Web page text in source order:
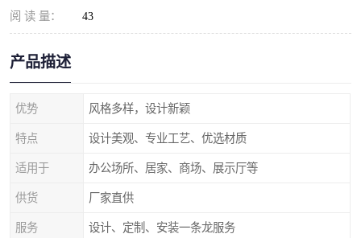
阅 读 量： 43
产品描述
优势 风格多样，设计新颖
特点 设计美观、专业工艺、优选材质
适用于 办公场所、居家、商场、展示厅等
供货 厂家直供
服务 设计、定制、安装一条龙服务